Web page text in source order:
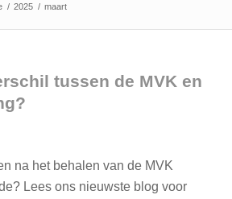
/ 2025 / maart
tussen de MVK en
na het behalen van de MVK
Lees ons nieuwste blog voor